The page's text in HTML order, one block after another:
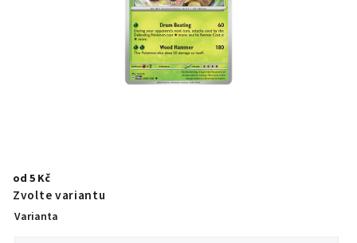
od 5 Kč
Zvolte variantu
Varianta